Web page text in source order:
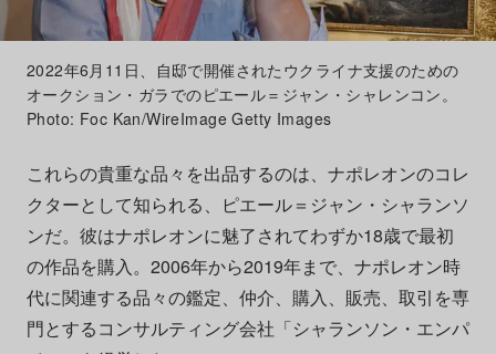
2022年6月11日、自邸で開催されたウクライナ支援のための
オークション・ガラでのピエール＝ジャン・シャレンコン。
Photo: Foc Kan/WireImage Getty Images
これらの貴重な品々を出品するのは、ナポレオンのコレ
クターとして知られる、ピエール＝ジャン・シャランソ
ンだ。彼はナポレオンに魅了されてわずか18歳で最初
の作品を購入。2006年から2019年まで、ナポレオン時
代に関連する品々の鑑定、仲介、購入、販売、取引を専
門とするコンサルティング会社「シャランソン・エンパ